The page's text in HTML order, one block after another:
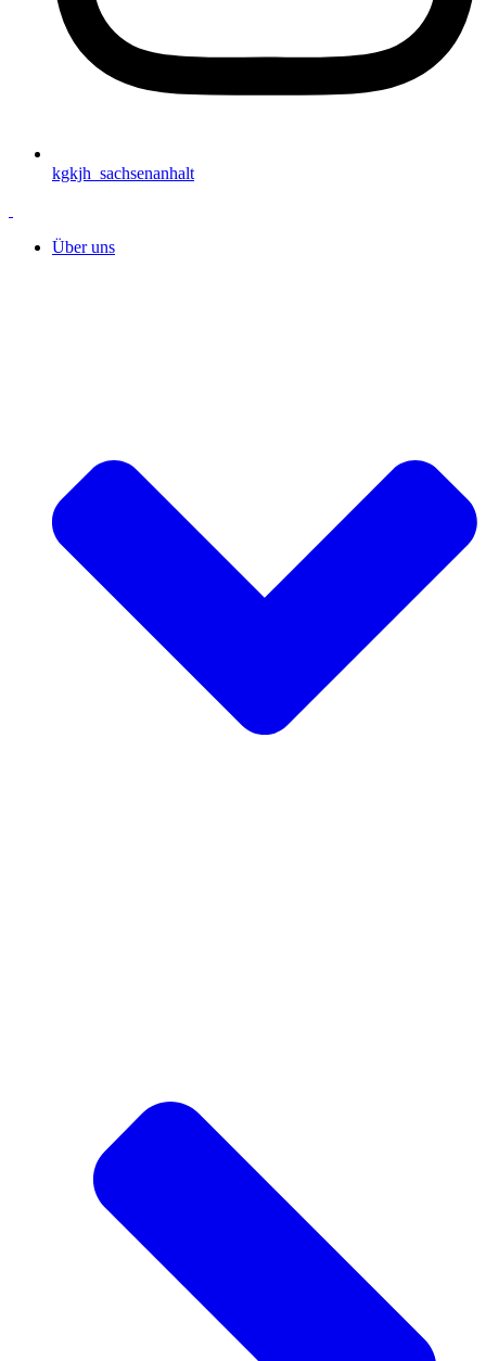
kgkjh_sachsenanhalt
Über uns